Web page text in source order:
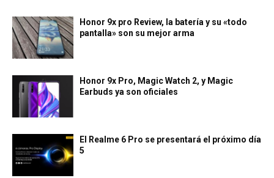
Honor 9x pro Review, la batería y su «todo
pantalla» son su mejor arma
Honor 9x Pro, Magic Watch 2, y Magic
Earbuds ya son oficiales
El Realme 6 Pro se presentará el próximo día
5